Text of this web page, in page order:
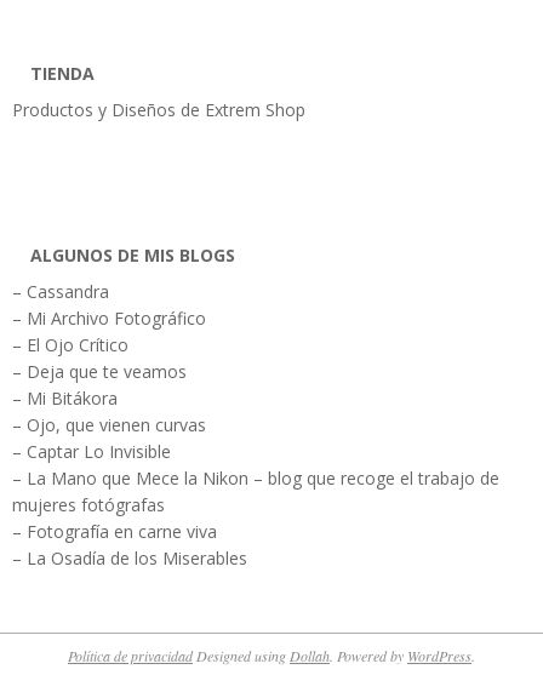
TIENDA
Productos y Diseños de Extrem Shop
ALGUNOS DE MIS BLOGS
– Cassandra
– Mi Archivo Fotográfico
– El Ojo Crítico
– Deja que te veamos
– Mi Bitákora
– Ojo, que vienen curvas
– Captar Lo Invisible
– La Mano que Mece la Nikon – blog que recoge el trabajo de
mujeres fotógrafas
– Fotografía en carne viva
– La Osadía de los Miserables
Política de privacidadDesigned using Dollah . Powered by WordPress